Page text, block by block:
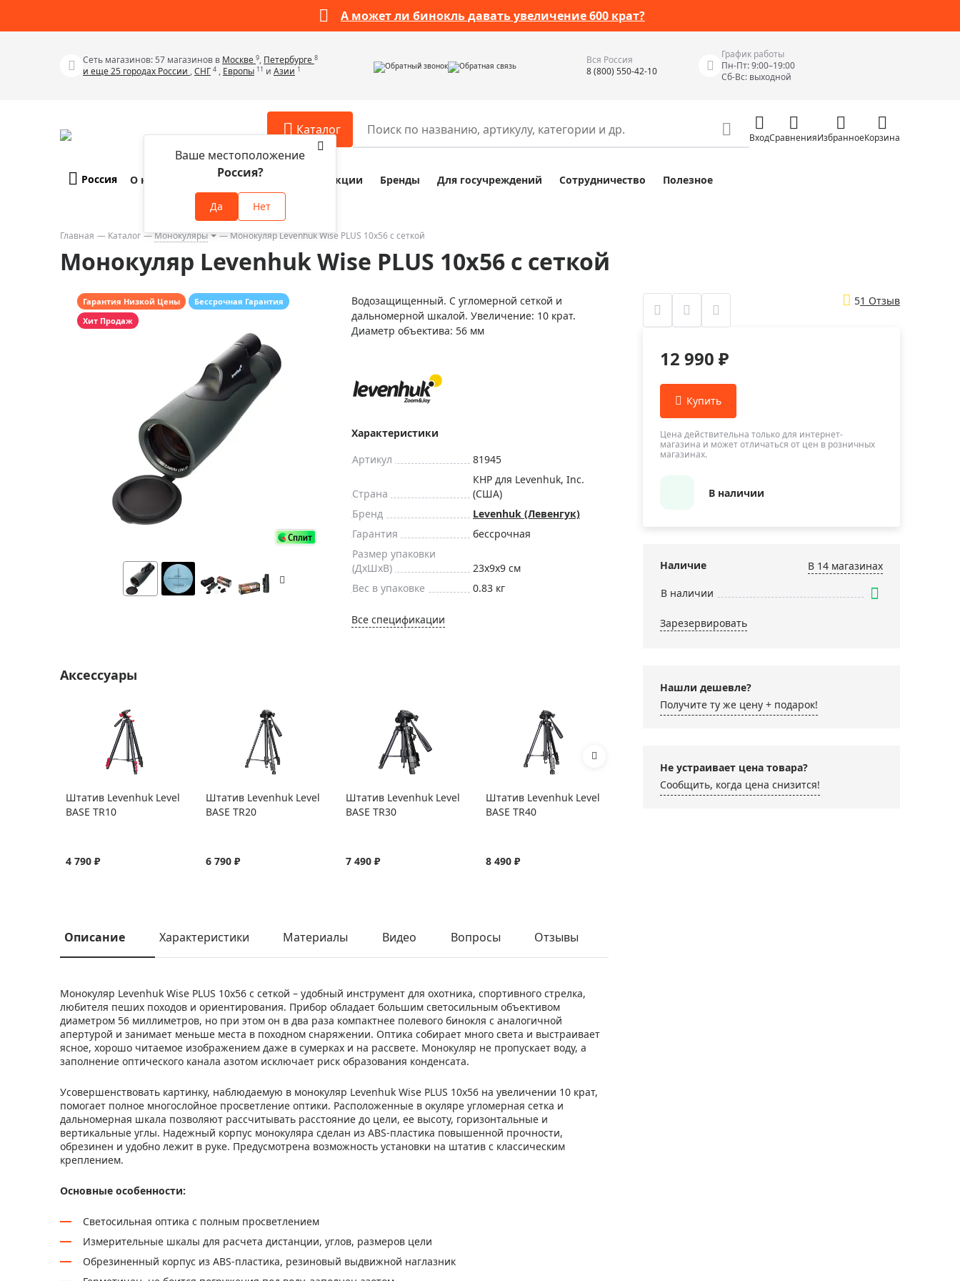
А может ли бинокль давать увеличение 600 крат?
Сеть магазинов: 57 магазинов в Москве 9, Петербурге 8
и еще 25 городах России ,СНГ 4 , Европы 11 и Азии 1 Обратный звонок Обратная связь
Вся Россия
8 (800) 550-42-10
График работы
Пн-Пт: 9:00–19:00
Сб-Вс: выходной
Каталог
Телескопы
Бинокли
Зрительные трубы
Лупы
Монокуляры
Метеостанции, барометры, часы
Discovery (Дискавери)
Оптика для детей Levenhuk LabZZ
Астропланетарии
Хиты продаж
Аксессуары для микроскопов
Аксессуары для зрительных труб
Аксессуары для луп
Аксессуары для приборов ночного
Распродажа
Распродажа оптики по специальным
Распродажа выставочных образцов
Разное
Наборы исследователя Bresser Junior
Глобусы
Глобусы интерактивные
Карты, постеры, литература
Фонари
Элементы питания, карты памяти
Фотоловушки
Экшн-камеры
Фотооборудование
Мерч
Измерительные инструменты
Приборы неразрушающего контроля
Приборы теплового контроля
Детекторы проводки
Влагомеры (датчики влажности)
Измерители параметров окружающей
среды
Видеоэндоскопы
Прочее
ВходСравненияИзбранноеКорзина
Россия
Ваше местоположение
Россия?
Да Нет
О компании Оплата и доставка Акции Бренды Для госучреждений Сотрудничество Полезное
Главная Каталог Монокуляры Монокуляр Levenhuk Wise PLUS 10x56 с сеткой
Монокуляр Levenhuk Wise PLUS 10x56 с сеткой
Гарантия Низкой Цены
Бессрочная Гарантия
Хит Продаж
Водозащищенный. С угломерной сеткой и
дальномерной шкалой. Увеличение: 10 крат.
Диаметр объектива: 56 мм
Характеристики
Артикул
81945
Страна
КНР для Levenhuk, Inc.
(США)
Бренд
Levenhuk (Левенгук)
Гарантия
бессрочная
Размер упаковки
(ДxШxВ)
23x9x9 см
Вес в упаковке
0.83 кг
Все спецификации
Аксессуары
Штатив Levenhuk Level
BASE TR10
4 790 ₽
Штатив Levenhuk Level
BASE TR20
6 790 ₽
Штатив Levenhuk Level
BASE TR30
7 490 ₽
Штатив Levenhuk Level
BASE TR40
8 490 ₽
Штатив Levenhuk Level
Салфетка для ухода за
Описание Характеристики Материалы Видео Вопросы Отзывы
Монокуляр Levenhuk Wise PLUS 10x56 с сеткой – удобный инструмент для охотника, спортивного стрелка,
любителя пеших походов и ориентирования. Прибор обладает большим светосильным объективом
диаметром 56 миллиметров, но при этом он в два раза компактнее полевого бинокля с аналогичной
апертурой и занимает меньше места в походном снаряжении. Оптика собирает много света и выстраивает
ясное, хорошо читаемое изображением даже в сумерках и на рассвете. Монокуляр не пропускает воду, а
заполнение оптического канала азотом исключает риск образования конденсата.
Усовершенствовать картинку, наблюдаемую в монокуляр Levenhuk Wise PLUS 10x56 на увеличении 10 крат,
помогает полное многослойное просветление оптики. Расположенные в окуляре угломерная сетка и
дальномерная шкала позволяют рассчитывать расстояние до цели, ее высоту, горизонтальные и
вертикальные углы. Надежный корпус монокуляра сделан из ABS-пластика повышенной прочности,
обрезинен и удобно лежит в руке. Предусмотрена возможность установки на штатив с классическим
креплением.
Основные особенности:
Светосильная оптика с полным просветлением
Измерительные шкалы для расчета дистанции, углов, размеров цели
Обрезиненный корпус из ABS-пластика, резиновый выдвижной наглазник
51 Отзыв
12 990 ₽
Цена действительна только для интернет-
магазина и может отличаться от цен в розничных
магазинах.
В наличии
Наличие
В 14 магазинах
В наличии
Зарезервировать
Нашли дешевле?
Получите ту же цену + подарок!
Не устраивает цена товара?
Сообщить, когда цена снизится!